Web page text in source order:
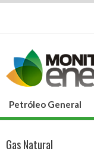
Petróleo General
Gas Natural